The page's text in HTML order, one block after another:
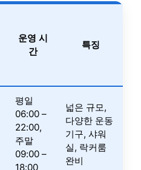
운영 시
간
특징
평일
06:00 –
22:00,
주말
09:00 –
18:00
넓은 규모,
다양한 운동
기구, 샤워
실, 락커룸
완비